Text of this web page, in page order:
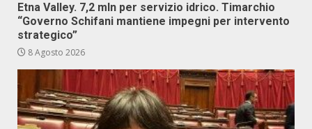
Etna Valley. 7,2 mln per servizio idrico. Timarchio
“Governo Schifani mantiene impegni per intervento
strategico”
8 Agosto 2026